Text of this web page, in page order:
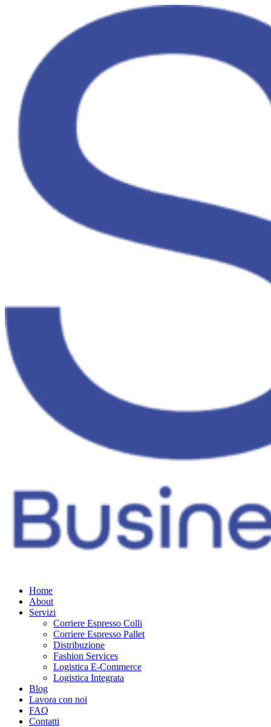
Home
About
Servizi
Corriere Espresso Colli
Corriere Espresso Pallet
Distribuzione
Fashion Services
Logistica E-Commerce
Logistica Integrata
Blog
Lavora con noi
FAQ
Contatti